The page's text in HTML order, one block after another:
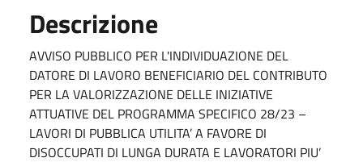
Descrizione
AVVISO PUBBLICO PER L'INDIVIDUAZIONE DEL
DATORE DI LAVORO BENEFICIARIO DEL CONTRIBUTO
PER LA VALORIZZAZIONE DELLE INIZIATIVE
ATTUATIVE DEL PROGRAMMA SPECIFICO 28/23 –
LAVORI DI PUBBLICA UTILITA’ A FAVORE DI
DISOCCUPATI DI LUNGA DURATA E LAVORATORI PIU’